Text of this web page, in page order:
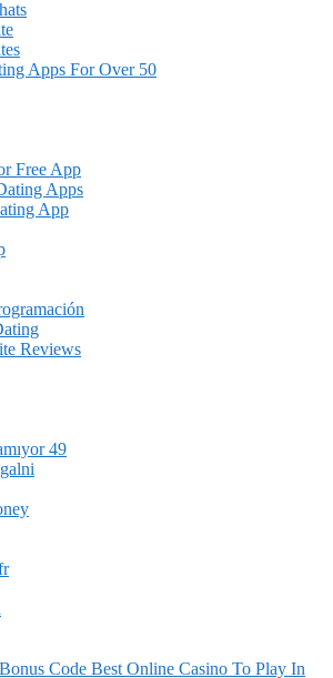
Apps For Over 50
Free App
Apps
App
Reviews
49
Code Best Online Casino To Play In